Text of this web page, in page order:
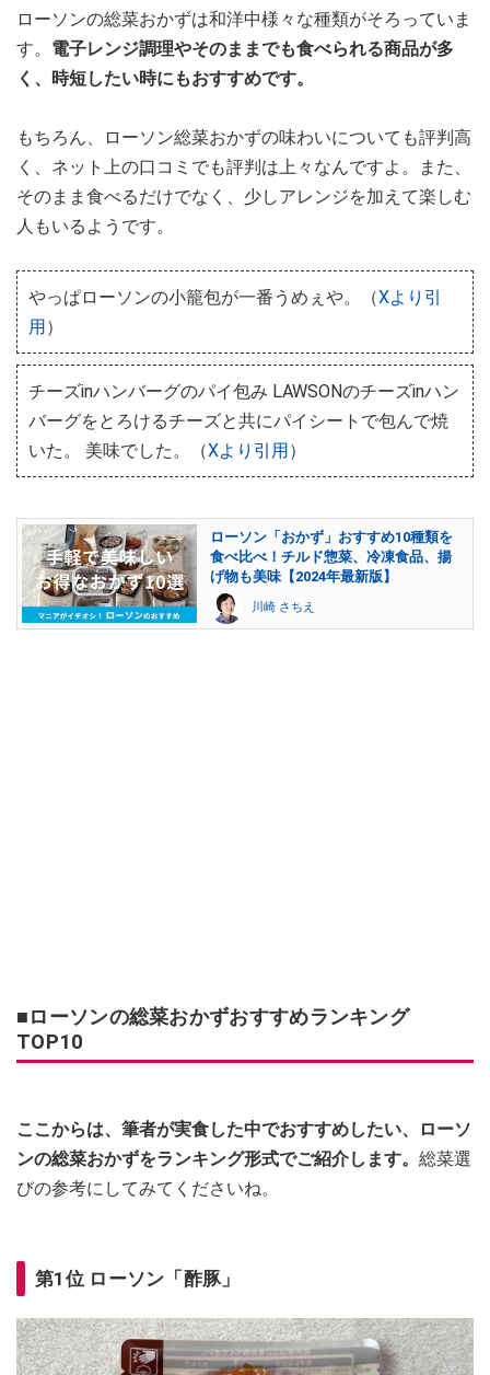
ローソンの総菜おかずは和洋中様々な種類がそろっていま
す。 電子レンジ調理やそのままでも食べられる商品が多
く、時短したい時にもおすすめです。
もちろん、ローソン総菜おかずの味わいについても評判高
く、ネット上の口コミでも評判は上々なんですよ。また、
そのまま食べるだけでなく、少しアレンジを加えて楽しむ
人もいるようです。
やっぱローソンの小籠包が一番うめぇや。（Xより引
用）
チーズinハンバーグのパイ包み LAWSONのチーズinハン
バーグをとろけるチーズと共にパイシートで包んで焼
いた。 美味でした。（Xより引用）
ローソン「おかず」おすすめ10種類を
食べ比べ！チルド惣菜、冷凍食品、揚
げ物も美味【2024年最新版】
川崎 さちえ
■ローソンの総菜おかずおすすめランキング
TOP10
ここからは、筆者が実食した中でおすすめしたい、ローソ
ンの総菜おかずをランキング形式でご紹介します。 総菜選
びの参考にしてみてくださいね。
第1位 ローソン「酢豚」